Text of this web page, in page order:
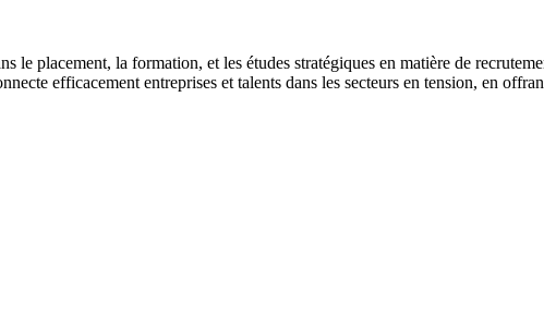
le placement, la formation, et les études stratégiques en matière de
efficacement entreprises et talents dans les secteurs en tension, en